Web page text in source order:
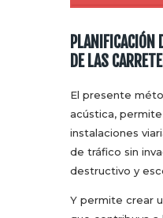
DE LAS
El presente
acústica,
instalaciones
de tráfico sin
destructivo y
Y permite crear